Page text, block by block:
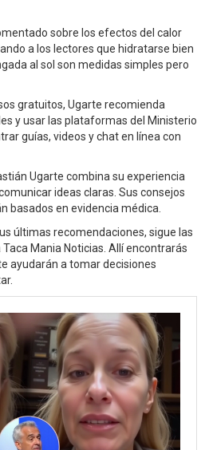
sobre los efectos del calor
a los lectores que hidratarse bien
al sol son medidas simples pero
gratuitos, Ugarte recomienda
y usar las plataformas del Ministerio
guías, videos y chat en línea con
Ugarte combina su experiencia
ideas claras. Sus consejos
basados en evidencia médica.
últimas recomendaciones, sigue las
Mania Noticias. Allí encontrarás
ayudarán a tomar decisiones